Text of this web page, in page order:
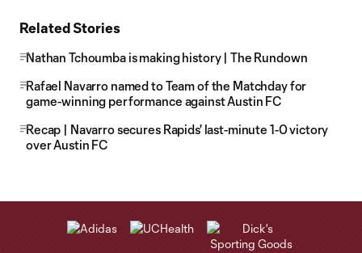
Related Stories
Nathan Tchoumba is making history | The Rundown
Rafael Navarro named to Team of the Matchday for
game-winning performance against Austin FC
Recap | Navarro secures Rapids' last-minute 1-0 victory
over Austin FC